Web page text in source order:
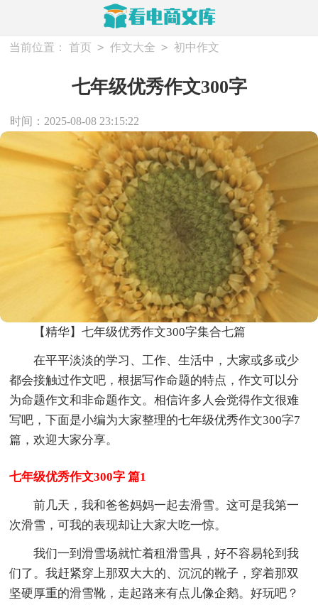
当前位置： 首页 > 作文大全 > 初中作文
七年级优秀作文300字
时间：2025-08-08 23:15:22
【精华】七年级优秀作文300字集合七篇
在平平淡淡的学习、工作、生活中，大家或多或少
都会接触过作文吧，根据写作命题的特点，作文可以分
为命题作文和非命题作文。相信许多人会觉得作文很难
写吧，下面是小编为大家整理的七年级优秀作文300字7
篇，欢迎大家分享。
七年级优秀作文300字 篇1
前几天，我和爸爸妈妈一起去滑雪。这可是我第一
次滑雪，可我的表现却让大家大吃一惊。
我们一到滑雪场就忙着租滑雪具，好不容易轮到我
们了。我赶紧穿上那双大大的、沉沉的靴子，穿着那双
坚硬厚重的滑雪靴，走起路来有点儿像企鹅。好玩吧？